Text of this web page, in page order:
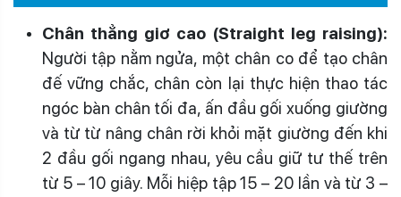
Chân thẳng giơ cao (Straight leg raising):
Người tập nằm ngửa, một chân co để tạo chân
đế vững chắc, chân còn lại thực hiện thao tác
ngóc bàn chân tối đa, ấn đầu gối xuống giường
và từ từ nâng chân rời khỏi mặt giường đến khi
2 đầu gối ngang nhau, yêu cầu giữ tư thế trên
từ 5 – 10 giây. Mỗi hiệp tập 15 – 20 lần và từ 3 –